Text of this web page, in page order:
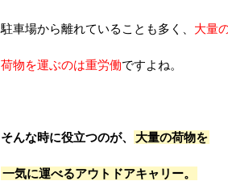
駐車場から離れていることも多く、 大量
荷物を運ぶのは重労働ですよね。
そんな時に役立つのが、 大量の荷物を
一気に運べるアウトドアキャリー。